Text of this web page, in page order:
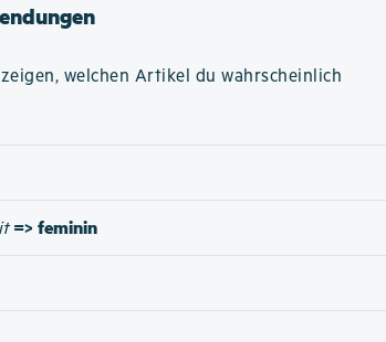
welchen Artikel du wahrscheinlich
=> feminin